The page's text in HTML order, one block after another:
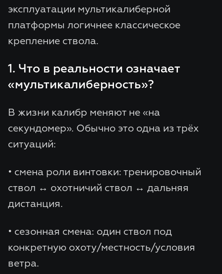
эксплуатации мультикалиберной
платформы логичнее классическое
крепление ствола.
1. Что в реальности означает
«мультикалиберность»?
В жизни калибр меняют не «на
секундомер». Обычно это одна из трёх
ситуаций:
• смена роли винтовки: тренировочный
ствол ↔ охотничий ствол ↔ дальняя
дистанция.
• сезонная смена: один ствол под
конкретную охоту/местность/условия
ветра.